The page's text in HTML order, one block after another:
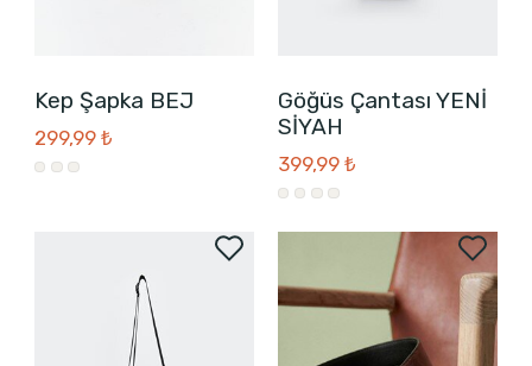
Kep Şapka BEJ
299,99 ₺
Göğüs Çantası YENİ
SİYAH
399,99 ₺